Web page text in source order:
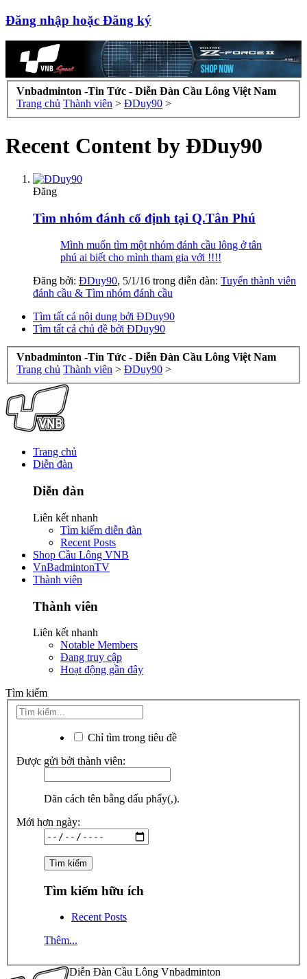
Đăng nhập hoặc Đăng ký
Vnbadminton -Tin Tức - Diễn Đàn Cầu Lông Việt Nam
Trang chủ Thành viên > ĐDuy90 >
Recent Content by ĐDuy90
Đăng
Tìm nhóm đánh cố định tại Q.Tân Phú
Mình muốn tìm một nhóm đánh cầu lông ở tân
phú ai biết cho mình tham gia với !!!!
Đăng bởi: ĐDuy90, 5/1/16 trong diễn đàn: Tuyển thành viên
đánh cầu & Tìm nhóm đánh cầu
Tìm tất cả nội dung bởi ĐDuy90
Tìm tất cả chủ đề bởi ĐDuy90
Vnbadminton -Tin Tức - Diễn Đàn Cầu Lông Việt Nam
Trang chủ Thành viên > ĐDuy90 >
Trang chủ
Diễn đàn
Diễn đàn
Liên kết nhanh
Tìm kiếm diễn đàn
Recent Posts
Shop Cầu Lông VNB
VnBadmintonTV
Thành viên
Thành viên
Liên kết nhanh
Notable Members
Đang truy cập
Hoạt động gần đây
Tìm kiếm
Chỉ tìm trong tiêu đề
Được gửi bởi thành viên:
Dãn cách tên bằng dấu phẩy(,).
Mới hơn ngày:
Tìm kiếm hữu ích
Recent Posts
Thêm...
Diễn Đàn Cầu Lông Vnbadminton